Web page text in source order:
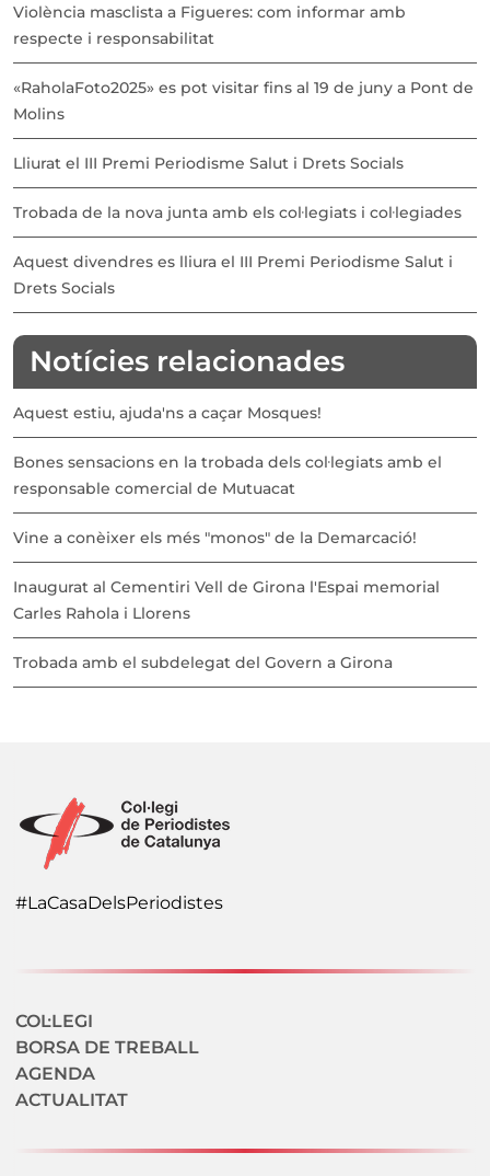
Violència masclista a Figueres: com informar amb
respecte i responsabilitat
«RaholaFoto2025» es pot visitar fins al 19 de juny a Pont de
Molins
Lliurat el III Premi Periodisme Salut i Drets Socials
Trobada de la nova junta amb els col·legiats i col·legiades
Aquest divendres es lliura el III Premi Periodisme Salut i
Drets Socials
Notícies relacionades
Aquest estiu, ajuda'ns a caçar Mosques!
Bones sensacions en la trobada dels col·legiats amb el
responsable comercial de Mutuacat
Vine a conèixer els més "monos" de la Demarcació!
Inaugurat al Cementiri Vell de Girona l'Espai memorial
Carles Rahola i Llorens
Trobada amb el subdelegat del Govern a Girona
#LaCasaDelsPeriodistes
Navegació secundaria
COL·LEGI
BORSA DE TREBALL
AGENDA
ACTUALITAT